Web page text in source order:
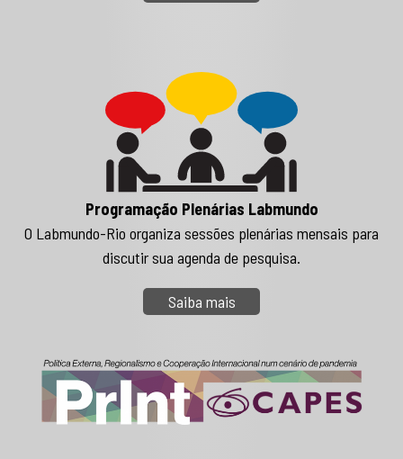
Programação Plenárias Labmundo
O Labmundo-Rio organiza sessões plenárias mensais para
discutir sua agenda de pesquisa.
Saiba mais